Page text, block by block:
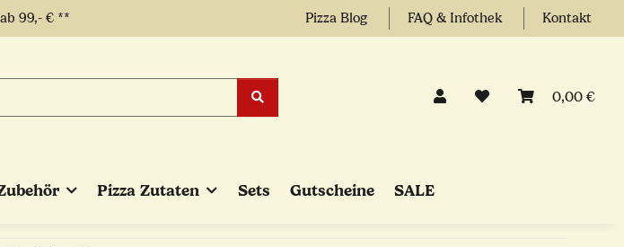
99,- € ** Pizza Blog FAQ & Infothek Kontakt
0,00 €
Pizza Zutaten Sets Gutscheine SALE